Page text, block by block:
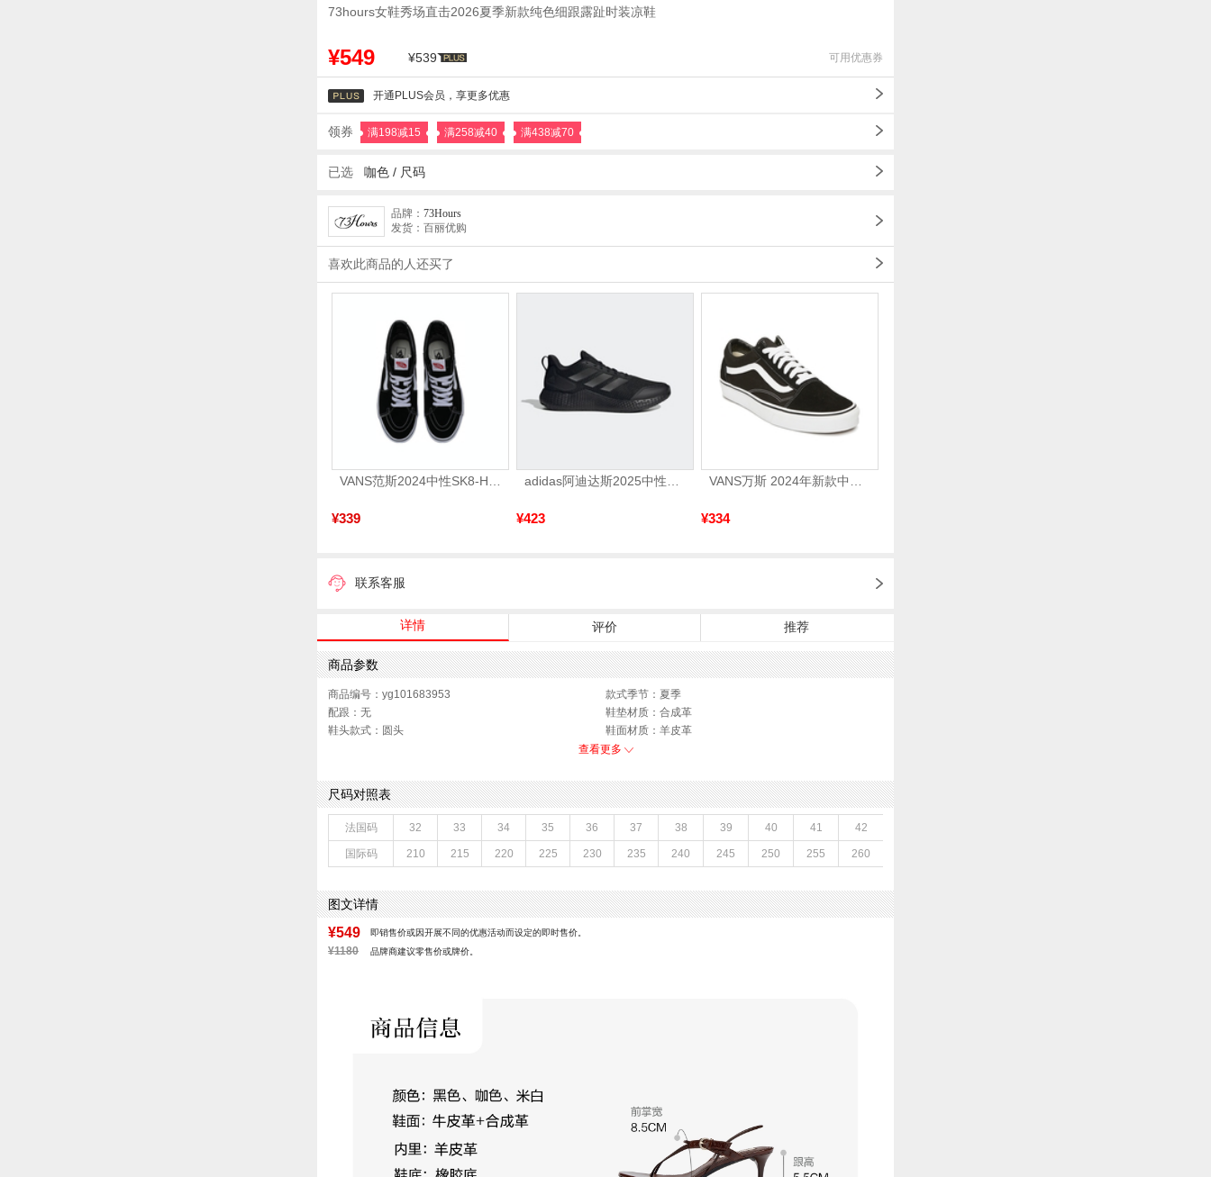
73hours女鞋秀场直击2026夏季新款纯色细跟露趾时装凉鞋
¥549 ¥539 可用优惠券
开通PLUS会员，享更多优惠
领券 满198减15 满258减40 满438减70
已选 咖色 / 尺码
品牌： 73Hours
发货：百丽优购
喜欢此商品的人还买了
¥339 ¥423 ¥334
联系客服
详情 评价 推荐
商品参数
商品编号：yg101683953
款式季节：夏季
配跟：无
鞋垫材质：合成革
鞋头款式：圆头
鞋面材质：羊皮革
参考鞋长(女)：25CM
鞋面内里材质：羊皮革
性别：女子
皮质特征：羊皮革
上市时间：2026年夏季
鞋底材质：橡胶底
参考鞋宽(女)：8.5CM
里料材质：超纤
防水台高度：无
色系：咖啡色
鞋类流行款式：凉鞋
闭合方式：套脚
前掌高度：无
查看更多
尺码对照表
法国码 32 33 34 35 36 37 38 39 40 41 42
国际码 210 215 220 225 230 235 240 245 250 255 260
图文详情
¥549 即销售价或因开展不同的优惠活动而设定的即时售价。
¥1180 品牌商建议零售价或牌价。